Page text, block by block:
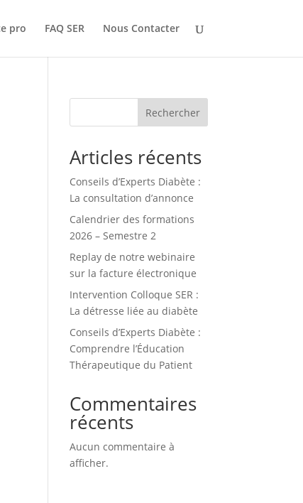
pro FAQ SER Nous Contacter
Rechercher
Articles récents
Conseils d’Experts Diabète :
La consultation d’annonce
Calendrier des formations
2026 – Semestre 2
Replay de notre webinaire
sur la facture électronique
Intervention Colloque SER :
La détresse liée au diabète
Conseils d’Experts Diabète :
Comprendre l’Éducation
Thérapeutique du Patient
Commentaires
récents
Aucun commentaire à
afficher.